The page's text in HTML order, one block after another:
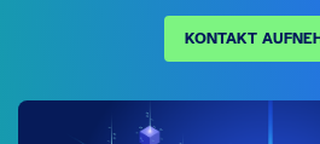
WISSEN & EVENTSKONTAKT